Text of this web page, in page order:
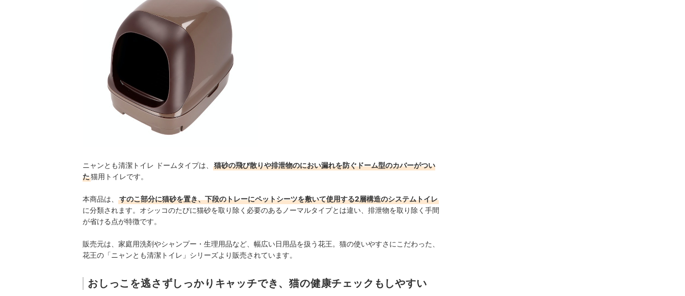
ニャンとも清潔トイレ ドームタイプは、
猫砂の飛び散りや排泄物のにおい漏れを防ぐドーム型のカバーがつい
た猫用トイレです。
本商品は、
すのこ部分に猫砂を置き、下段のトレーにペットシーツを敷いて使用する2層構造のシステムトイレ
に分類されます。オシッコのたびに猫砂を取り除く必要のあるノーマルタイプとは違い、排泄物を取り除く手間
が省ける点が特徴です。
販売元は、家庭用洗剤やシャンプー・生理用品など、幅広い日用品を扱う花王。 猫の使いやすさにこだわった、
花王の「ニャンとも清潔トイレ」シリーズより販売されています。
おしっこを逃さずしっかりキャッチでき、猫の健康チェックもしやすい